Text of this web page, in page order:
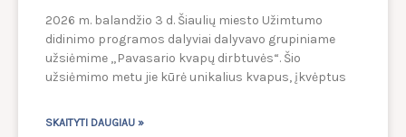
2026 m. balandžio 3 d. Šiaulių miesto Užimtumo
didinimo programos dalyviai dalyvavo grupiniame
užsiėmime „Pavasario kvapų dirbtuvės“. Šio
užsiėmimo metu jie kūrė unikalius kvapus, įkvėptus
SKAITYTI DAUGIAU »